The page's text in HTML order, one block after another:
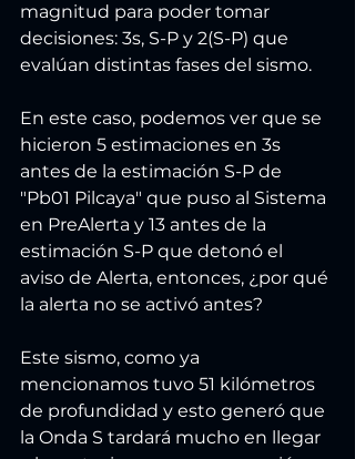
magnitud para poder tomar
decisiones: 3s, S-P y 2(S-P) que
evalúan distintas fases del sismo.
En este caso, podemos ver que se
hicieron 5 estimaciones en 3s
antes de la estimación S-P de
"Pb01 Pilcaya" que puso al Sistema
en PreAlerta y 13 antes de la
estimación S-P que detonó el
aviso de Alerta, entonces, ¿por qué
la alerta no se activó antes?
Este sismo, como ya
mencionamos tuvo 51 kilómetros
de profundidad y esto generó que
la Onda S tardará mucho en llegar